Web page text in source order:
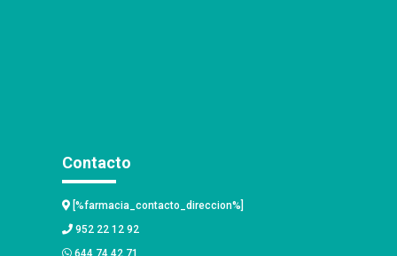
Contacto
[%farmacia_contacto_direccion%]
952 22 12 92